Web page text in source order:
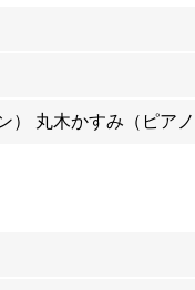
丸木かすみ（ピアノ